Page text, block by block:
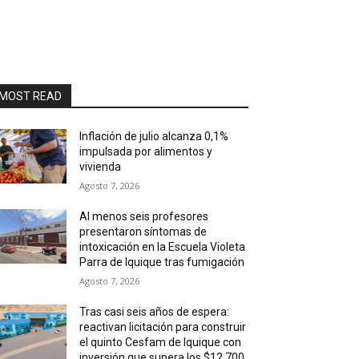
READ
Inflación de julio alcanza 0,1%
impulsada por alimentos y
vivienda
Agosto 7, 2026
Al menos seis profesores
presentaron síntomas de
intoxicación en la Escuela Violeta
Parra de Iquique tras fumigación
Agosto 7, 2026
Tras casi seis años de espera:
reactivan licitación para construir
el quinto Cesfam de Iquique con